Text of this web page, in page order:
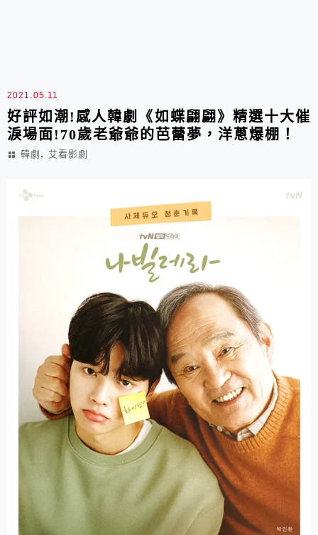
2021.05.11
好評如潮!感人韓劇《如蝶翩翩》精選十大催
淚場面!70歲老爺爺的芭蕾夢，洋蔥爆棚！
韓劇 , 艾看影劇